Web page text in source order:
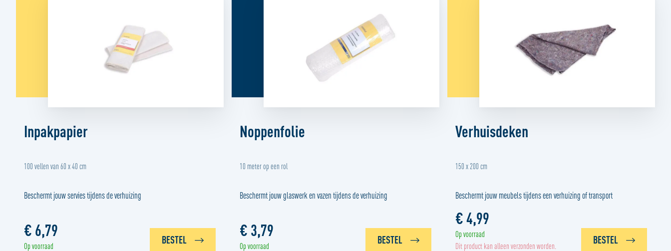
Inpakpapier
100 vellen van 60 x 40 cm
Beschermt jouw servies tijdens de verhuizing
€ 6,79
Op voorraad
BESTEL
Noppenfolie
10 meter op een rol
Beschermt jouw glaswerk en vazen tijdens de verhuizing
€ 3,79
Op voorraad
BESTEL
Verhuisdeken
150 x 200 cm
Beschermt jouw meubels tijdens een verhuizing of transport
€ 4,99
Op voorraad
Dit product kan alleen verzonden worden.
BESTEL